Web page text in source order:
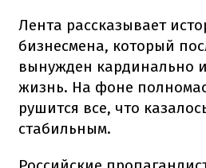
Лента рассказывает
бизнесмена, который
вынужден кардинально
жизнь. На фоне
рушится все, что
стабильным.